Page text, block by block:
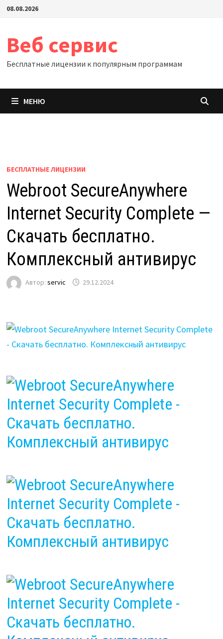
Перейти
содержимому
08.08.2026
Веб сервис
Бесплатные лицензии к популярным программам
МЕНЮ
БЕСПЛАТНЫЕ ЛИЦЕНЗИИ
Webroot SecureAnywhere
Internet Security Complete —
Скачать бесплатно.
Комплексный антивирус
Автор: servic 29.12.2024